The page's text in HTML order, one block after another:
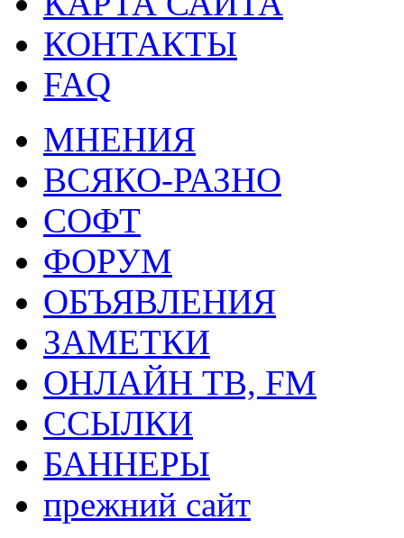
КОНТАКТЫ
FAQ
МНЕНИЯ
ВСЯКО-РАЗНО
СОФТ
ФОРУМ
ОБЪЯВЛЕНИЯ
ЗАМЕТКИ
ОНЛАЙН ТВ, FM
ССЫЛКИ
БАННЕРЫ
прежний сайт